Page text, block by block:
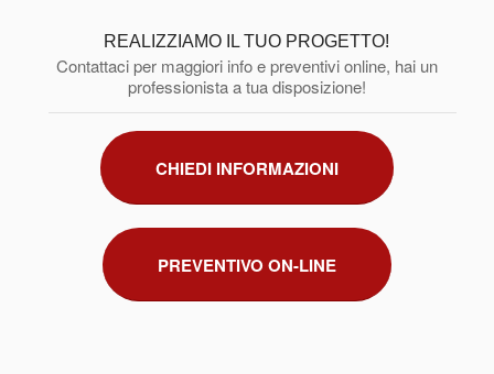
REALIZZIAMO IL TUO PROGETTO!
Contattaci per maggiori info e preventivi online, hai un
professionista a tua disposizione!
CHIEDI INFORMAZIONI
PREVENTIVO ON-LINE